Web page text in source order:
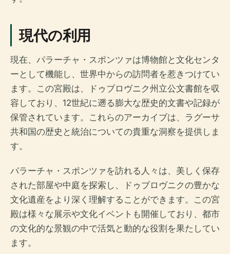
現代の利用
現在、パラーチャ・スポンツァは博物館と文化センタ
ーとして機能し、世界中からの訪問者を惹きつけてい
ます。この宮殿は、ドゥブロヴニク州立公文書館を収
容しており、12世紀に遡る膨大な歴史的文書や記録が
保管されています。これらのアーカイブは、ラグーサ
共和国の歴史と統治についての貴重な洞察を提供しま
す。
パラーチャ・スポンツァを訪れる人々は、美しく保存
された部屋や中庭を探索し、ドゥブロヴニクの豊かな
文化遺産をより深く理解することができます。この宮
殿は様々な展示や文化イベントも開催しており、都市
の文化的な景観の中で活気と動的な役割を果たしてい
ます。